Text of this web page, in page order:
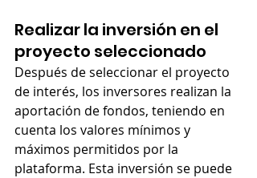
Realizar la inversión en el
proyecto seleccionado
Después de seleccionar el proyecto
de interés, los inversores realizan la
aportación de fondos, teniendo en
cuenta los valores mínimos y
máximos permitidos por la
plataforma. Esta inversión se puede